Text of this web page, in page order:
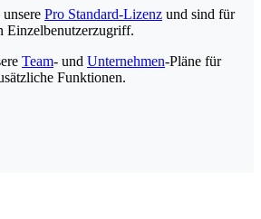
Pro Standard-Lizenz und sind für
Einzelbenutzerzugriff.
Team- und Unternehmen-Pläne für
Funktionen.